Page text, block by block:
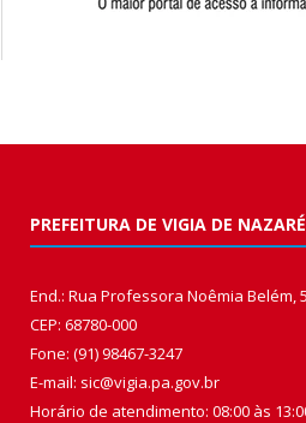
PREFEITURA DE VIGIA DE NAZARÉ
End.: Rua Professora Noêmia Belém,
CEP: 68780-000
Fone: (91) 98467-3247
E-mail: sic@vigia.pa.gov.br
Horário de atendimento: 08:00 às